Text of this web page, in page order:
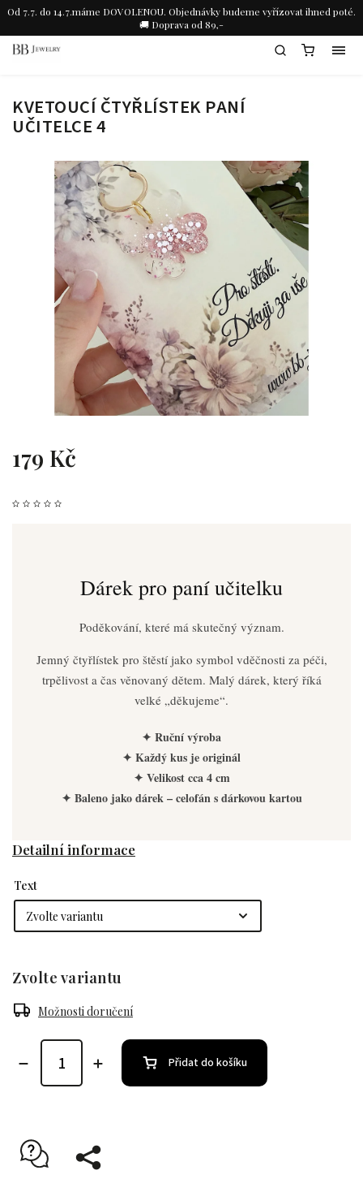
Od 7.7. do 14.7.máme DOVOLENOU. Objednávky budeme vyřízovat ihned poté.
🚚 Doprava od 89,-
KVETOUCÍ ČTYŘLÍSTEK PANÍ
UČITELCE 4
179 Kč
Dárek pro paní učitelku
Poděkování, které má skutečný význam.
Jemný čtyřlístek pro štěstí jako symbol vděčnosti za péči,
trpělivost a čas věnovaný dětem. Malý dárek, který říká
velké „děkujeme“.
✦ Ruční výroba
✦ Každý kus je originál
✦ Velikost cca 4 cm
✦ Baleno jako dárek – celofán s dárkovou kartou
Detailní informace
Text
Zvolte variantu
Možnosti doručení
Přidat do košíku